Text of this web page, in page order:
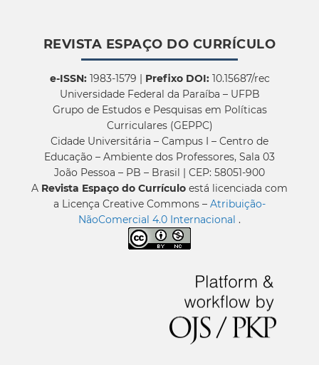
REVISTA ESPAÇO DO CURRÍCULO
e-ISSN:1983-1579 | Prefixo DOI:10.15687/rec
Universidade Federal da Paraíba – UFPB
Grupo de Estudos e Pesquisas em Políticas
Curriculares (GEPPC)
Cidade Universitária – Campus I – Centro de
Educação – Ambiente dos Professores, Sala 03
João Pessoa – PB – Brasil | CEP: 58051-900
A Revista Espaço do Currículo está licenciada com
a Licença Creative Commons – Atribuição-
NãoComercial 4.0 Internacional .